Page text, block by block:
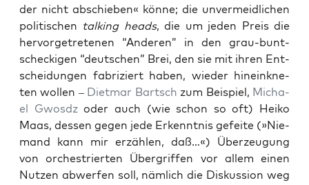
der nicht abschie­ben« kön­ne; die unver­meid­li­chen
poli­ti­schen tal­king heads, die um jeden Preis die
her­vor­ge­tre­te­nen “Ande­ren” in den grau-bunt­
sche­cki­gen “deut­schen” Brei, den sie mit ihren Ent­
schei­dun­gen fabri­ziert haben, wie­der hin­ein­kne­
ten wol­len – Diet­mar Bartsch zum Bei­spiel, Micha­
el Gwosdzoder auch (wie schon so oft) Hei­ko
Maas, des­sen gegen jede Erkennt­nis gefei­te (»Nie­
mand kann mir erzäh­len, daß…«) Über­zeu­gung
von orches­trier­ten Über­grif­fen vor allem einen
Nut­zen abwer­fen soll, näm­lich die Dis­kus­si­on weg